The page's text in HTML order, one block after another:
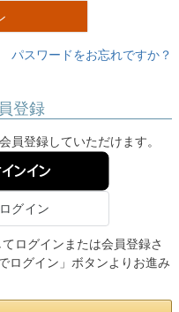
パスワードをお忘れですか？
登録
員登録していただけます。
ンイン
ログインまたは会員登録さ
ログイン」ボタンよりお進み